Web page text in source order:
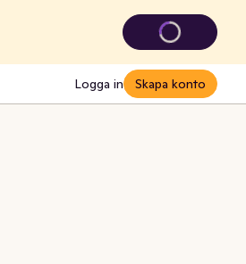
Logga in Skapa konto